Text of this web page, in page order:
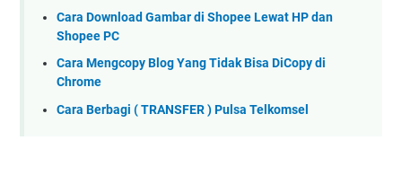
Cara Download Gambar di Shopee Lewat HP dan
Shopee PC
Cara Mengcopy Blog Yang Tidak Bisa DiCopy di
Chrome
Cara Berbagi ( TRANSFER ) Pulsa Telkomsel